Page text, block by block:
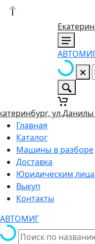
Главная
Каталог
Машины в разборе
Доставка
Юридическим
Выкуп
Контакты
АВТОМИГ